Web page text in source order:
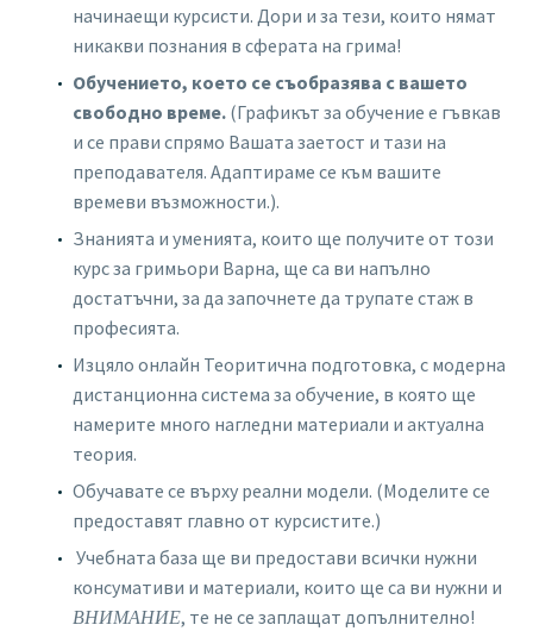
начинаещи курсисти. Дори и за тези, които нямат
никакви познания в сферата на грима!
Обучението, което се съобразява с вашето
свободно време. (Графикът за обучение е гъвкав
и се прави спрямо Вашата заетост и тази на
преподавателя. Адаптираме се към вашите
времеви възможности.).
Знанията и уменията, които ще получите от този
курс за гримьори Варна, ще са ви напълно
достатъчни, за да започнете да трупате стаж в
професията.
Изцяло онлайн Теоритична подготовка, с модерна
дистанционна система за обучение, в която ще
намерите много нагледни материали и актуална
теория.
Обучавате се върху реални модели. (Моделите се
предоставят главно от курсистите.)
Учебната база ще ви предостави всички нужни
консумативи и материали, които ще са ви нужни и
ВНИМАНИЕ, те не се заплащат допълнително!